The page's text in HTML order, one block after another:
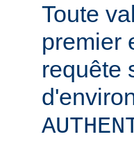
Toute
premier
requête